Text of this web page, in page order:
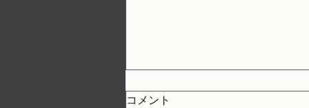
コメント